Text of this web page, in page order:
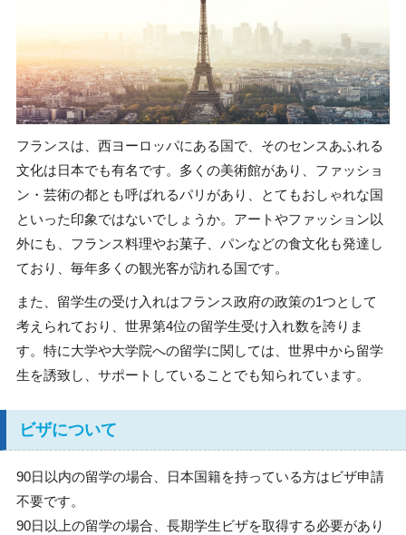
フランスは、西ヨーロッパにある国で、そのセンスあふれる
文化は日本でも有名です。多くの美術館があり、ファッショ
ン・芸術の都とも呼ばれるパリがあり、とてもおしゃれな国
といった印象ではないでしょうか。アートやファッション以
外にも、フランス料理やお菓子、パンなどの食文化も発達し
ており、毎年多くの観光客が訪れる国です。
また、留学生の受け入れはフランス政府の政策の1つとして
考えられており、世界第4位の留学生受け入れ数を誇りま
す。特に大学や大学院への留学に関しては、世界中から留学
生を誘致し、サポートしていることでも知られています。
ビザについて
90日以内の留学の場合、日本国籍を持っている方はビザ申請
不要です。
90日以上の留学の場合、長期学生ビザを取得する必要があり